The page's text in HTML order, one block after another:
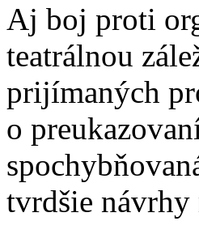
Aj boj proti
teatrálnou
prijímaných
o
tvrdšie